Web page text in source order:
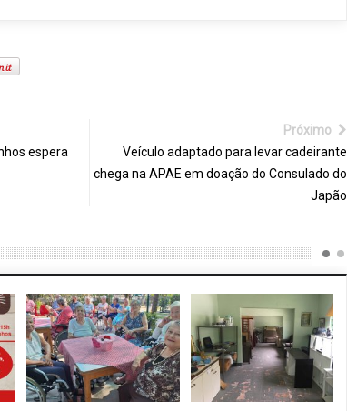
espera
Próximo
Veículo adaptado para levar cadeirante
chega na APAE em doação do Consulado do
Japão